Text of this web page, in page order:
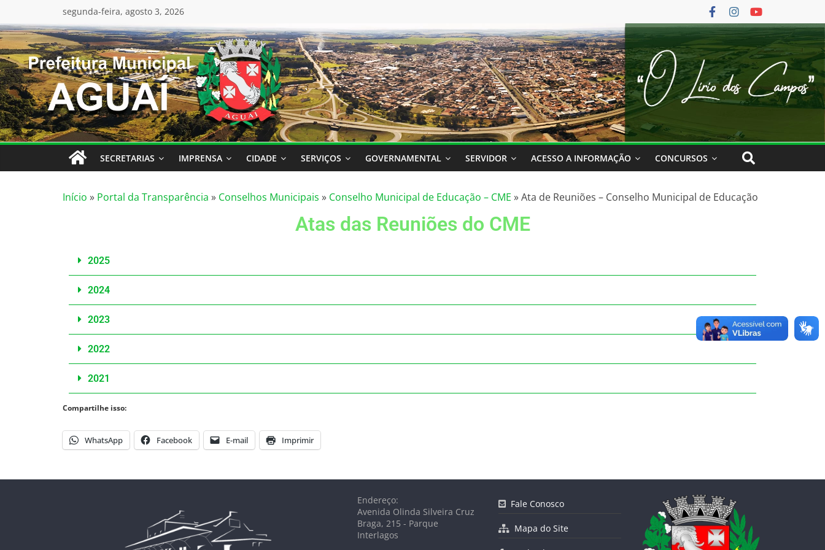
segunda-feira, agosto 3, 2026
SECRETARIAS IMPRENSA CIDADE SERVIÇOS GOVERNAMENTAL SERVIDOR ACESSO A INFORMAÇÃO CONCURSOS
Início » Portal da Transparência » Conselhos Municipais » Conselho Municipal de Educação – CME »Ata de Reuniões – Conselho Municipal de Educação
Atas das Reuniões do CME
2025
2024
2023
2022
2021
Compartilhe isso:
WhatsApp Facebook E-mail Imprimir
Endereço:
Avenida Olinda Silveira Cruz
Braga, 215 - Parque
Interlagos
Fale Conosco
Mapa do Site